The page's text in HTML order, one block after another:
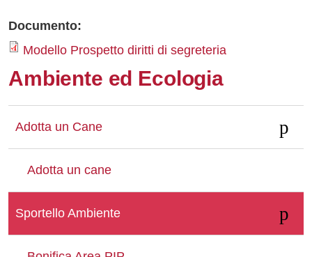
Twitter
su
Facebook
Condividi
su
Whatsapp
Documento:
Modello Prospetto diritti di segreteria
Ambiente ed Ecologia
Adotta un Cane
Adotta un cane
Sportello Ambiente